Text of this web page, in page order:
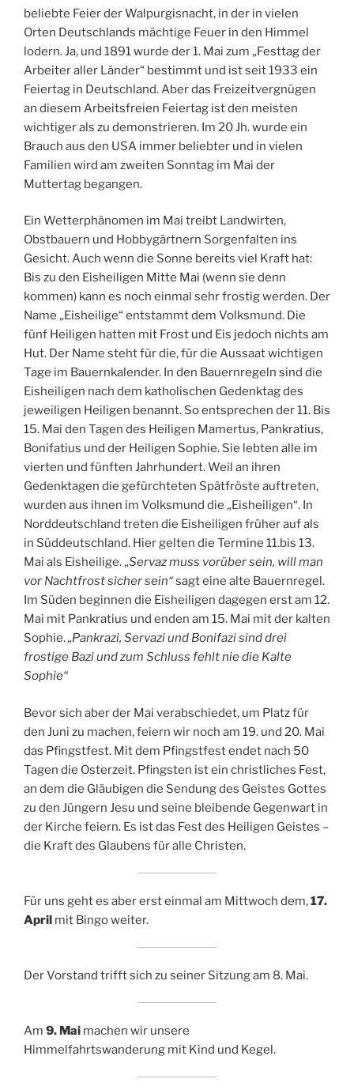
beliebte Feier der Walpurgisnacht, in der in vielen
Orten Deutschlands mächtige Feuer in den Himmel
lodern. Ja, und 1891 wurde der 1. Mai zum „Festtag der
Arbeiter aller Länder“ bestimmt und ist seit 1933 ein
Feiertag in Deutschland. Aber das Freizeitvergnügen
an diesem Arbeitsfreien Feiertag ist den meisten
wichtiger als zu demonstrieren. Im 20 Jh. wurde ein
Brauch aus den USA immer beliebter und in vielen
Familien wird am zweiten Sonntag im Mai der
Muttertag begangen.
Ein Wetterphänomen im Mai treibt Landwirten,
Obstbauern und Hobbygärtnern Sorgenfalten ins
Gesicht. Auch wenn die Sonne bereits viel Kraft hat:
Bis zu den Eisheiligen Mitte Mai (wenn sie denn
kommen) kann es noch einmal sehr frostig werden. Der
Name „Eisheilige“ entstammt dem Volksmund. Die
fünf Heiligen hatten mit Frost und Eis jedoch nichts am
Hut. Der Name steht für die, für die Aussaat wichtigen
Tage im Bauernkalender. In den Bauernregeln sind die
Eisheiligen nach dem katholischen Gedenktag des
jeweiligen Heiligen benannt. So entsprechen der 11. Bis
15. Mai den Tagen des Heiligen Mamertus, Pankratius,
Bonifatius und der Heiligen Sophie. Sie lebten alle im
vierten und fünften Jahrhundert. Weil an ihren
Gedenktagen die gefürchteten Spätfröste auftreten,
wurden aus ihnen im Volksmund die „Eisheiligen“. In
Norddeutschland treten die Eisheiligen früher auf als
in Süddeutschland. Hier gelten die Termine 11.bis 13.
Mai als Eisheilige. „Servaz muss vorüber sein, will man
vor Nachtfrost sichersein“sagt eine alte Bauernregel.
Im Süden beginnen die Eisheiligen dagegen erst am 12.
Mai mit Pankratius und enden am 15. Mai mit der kalten
Sophie.„Pankrazi, Servazi und Bonifazi sind drei
frostige Baziund zum Schluss fehlt nie die Kalte
Sophie“
Bevor sich aber der Mai verabschiedet, um Platz für
den Juni zu machen, feiern wir noch am 19. und 20. Mai
das Pfingstfest. Mit dem Pfingstfest endet nach 50
Tagen die Osterzeit. Pfingsten ist ein christliches Fest,
an dem die Gläubigen die Sendung des Geistes Gottes
zu den Jüngern Jesu und seine bleibende Gegenwart in
der Kirche feiern. Es ist das Fest des Heiligen Geistes –
die Kraft des Glaubens für alle Christen.
Für uns geht es aber erst einmal am Mittwoch dem,17.
April mit Bingo weiter.
Der Vorstand trifft sich zu seiner Sitzung am 8. Mai.
Am 9. Mai machen wir unsere
Himmelfahrtswanderung mit Kind und Kegel.